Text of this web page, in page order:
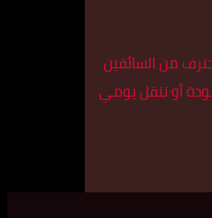
من السائقين
أو تنقل يومي